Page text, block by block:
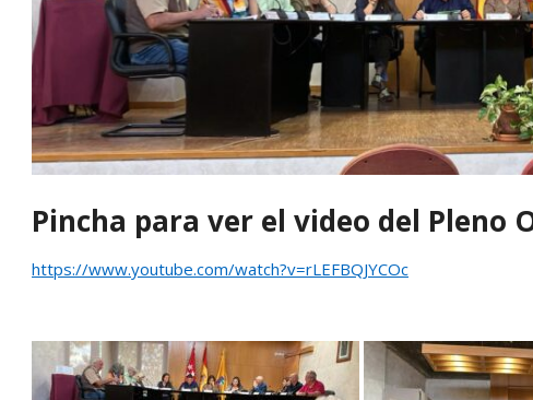
Pincha para ver el video del Pleno
https://www.youtube.com/watch?v=rLEFBQJYCOc